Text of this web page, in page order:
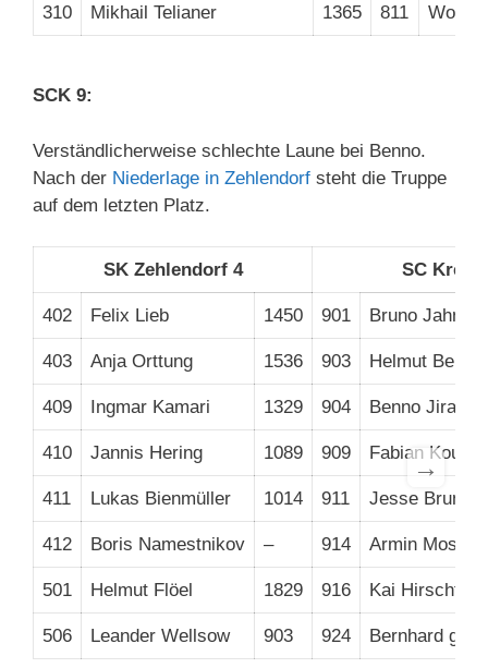
310 Mikhail Telianer 1365 811
SCK 9:
Verständlicherweise schlechte Laune bei Benno.
Nach der Niederlage in Zehlendorf steht die Truppe
auf dem letzten Platz.
SK Zehlendorf 4 SC
402 Felix Lieb 1450 901 Bruno Jahn
403 Anja Orttung 1536 903 Helmut
409 Ingmar Kamari 1329 904 Benno Jiranek
410 Jannis Hering 1089 909 Fabian
411 Lukas Bienmüller 1014 911 Jesse Bruns
412 Boris Namestnikov – 914 Armin Mostoffi
501 Helmut Flöel 1829 916 Kai
506 Leander Wellsow 903 924 Bernhard
→